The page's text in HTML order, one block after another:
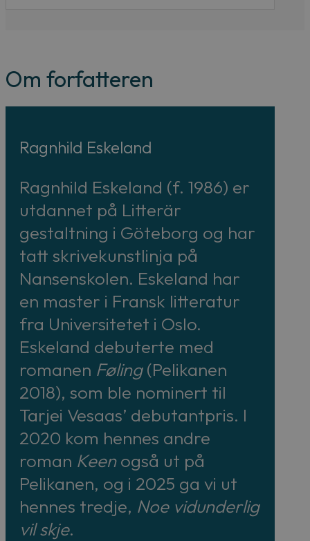
Om forfatteren
Ragnhild Eskeland
Ragnhild Eskeland (f. 1986) er
utdannet på Litterär
gestaltning i Göteborg og har
tatt skrivekunstlinja på
Nansenskolen. Eskeland har
en master i Fransk litteratur
fra Universitetet i Oslo.
Eskeland debuterte med
romanen Føling(Pelikanen
2018), som ble nominert til
Tarjei Vesaas’ debutantpris. I
2020 kom hennes andre
roman Keenogså ut på
Pelikanen, og i 2025 ga vi ut
hennes tredje, Noe vidunderlig
vil skje.